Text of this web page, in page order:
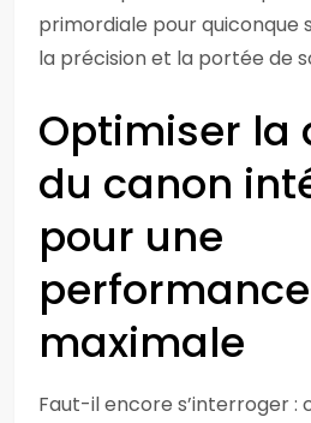
primordiale pour quiconque
la précision et la portée de
Optimiser la
du canon
pour une
performance
maximale
Faut-il encore s’interroger :